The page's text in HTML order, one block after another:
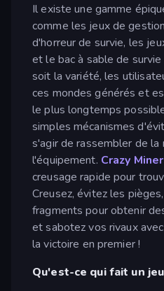
Il existe une gamme
comme les jeux de
d'horreur de survie, les
et le bac à sable de
soit la variété, les
ces mondes générés et
le plus longtemps
simples mécanismes
s'agir de rassembler de la
l'équipement. Crazy
creusage rapide pour
Creusez, évitez les
fragments pour obtenir
et sabotez vos rivaux
la victoire en premier !
Qu'est-ce qui fait un